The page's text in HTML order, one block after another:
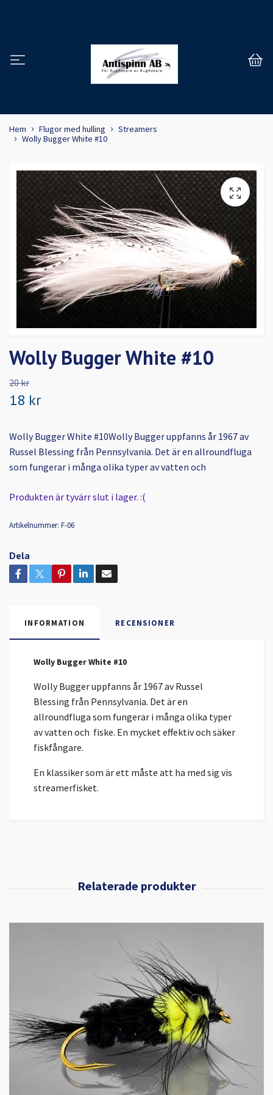
Hem Flugor med hulling
Streamers
Wolly Bugger White #10
Wolly Bugger White #10
20 kr
18 kr
Wolly Bugger White #10Wolly Bugger uppfanns år 1967 av
Russel Blessing från Pennsylvania. Det är en allroundfluga
som fungerar i många olika typer av vatten och
Produkten är tyvärr slut i lager. :(
Artikelnummer: F-06
Dela
INFORMATION RECENSIONER
Wolly Bugger White #10
Wolly Bugger uppfanns år 1967 av Russel
Blessing från Pennsylvania. Det är en
allroundfluga som fungerar i många olika typer
av vatten och fiske. En mycket effektiv och säker
fiskfångare.
En klassiker som är ett måste att ha med sig vis
streamerfisket.